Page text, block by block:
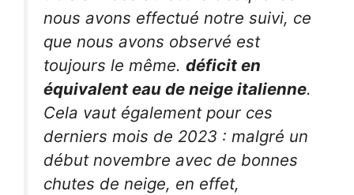
nous avons effectué notre suivi, ce
que nous avons observé est
toujours le même. déficit en
équivalent eau de neige italienne.
Cela vaut également pour ces
derniers mois de 2023 : malgré un
début novembre avec de bonnes
chutes de neige, en effet,